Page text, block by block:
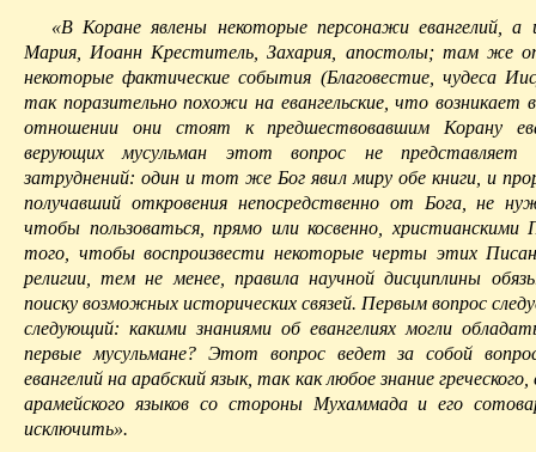
«В Коране явлены некоторые персонажи евангелий, а
Мария, Иоанн Креститель,Захария , апостолы; там же
некоторые фактические события (Благовестие, чудеса
так поразительно похожи на евангельские, что возникает
отношении они стоят к предшествовавшим Корану
верующих мусульман этот вопрос не представляет
затруднений: один и тот же Бог явил миру обе книги, и
получавший откровения непосредственно от Бога, не
чтобы пользоваться, прямо или косвенно, христианскими
того, чтобы воспроизвести некоторые черты этих
религии, тем не менее, правила научной дисциплины
поиску возможных исторических связей. Первым вопрос
следующий: какими знаниями обевангелиях могли
первые мусульмане? Этот вопрос ведет за собой
евангелий на арабский язык, так как любое знание греческого,
арамейского языков со стороны Мухаммадаи его
исключить».